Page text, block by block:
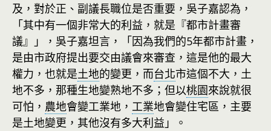
及，對於正、副議長職位是否重要，吳子嘉認為，
「其中有一個非常大的利益，就是『都市計畫審
議』」，吳子嘉坦言，「因為我們的5年都市計畫，
是由市政府提出要交由議會來審查，這是他的最大
權力，也就是土地的變更，而台北市這個不大，土
地不多，那種生地變熟地不多；但以桃園來說就很
可怕， 農地會變工業地， 工業地會變住宅區，主要
是土地變更，其他沒有多大利益」。